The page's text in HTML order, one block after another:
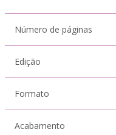
Número de páginas
Edição
Formato
Acabamento